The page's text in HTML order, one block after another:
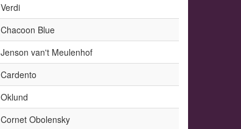
Verdi
Chacoon Blue
Jenson van't Meulenhof
Cardento
Oklund
Cornet Obolensky